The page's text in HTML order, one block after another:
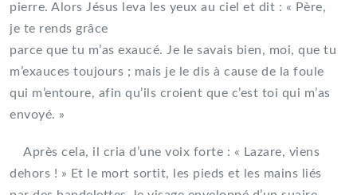
pierre. Alors Jésus leva les yeux au ciel et dit : « Père,
je te rends grâce
parce que tu m’as exaucé. Je le savais bien, moi, que tu
m’exauces toujours ; mais je le dis à cause de la foule
qui m’entoure, afin qu’ils croient que c’est toi qui m’as
envoyé. »
Après cela, il cria d’une voix forte : « Lazare, viens
dehors ! » Et le mort sortit, les pieds et les mains liés